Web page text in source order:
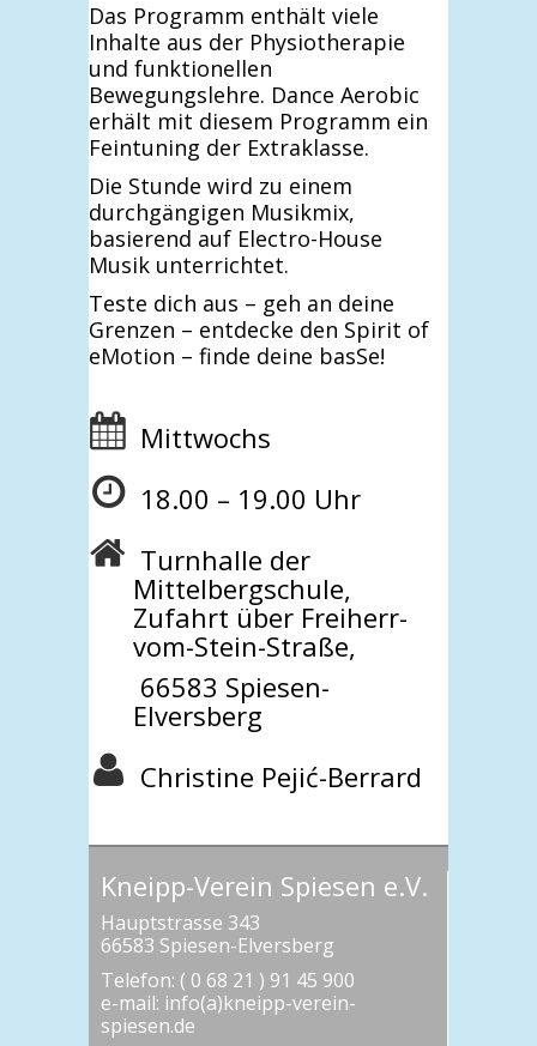
Das Programm enthält viele
Inhalte aus der Physiotherapie
und funktionellen
Bewegungslehre. Dance Aerobic
erhält mit diesem Programm ein
Feintuning der Extraklasse.
Die Stunde wird zu einem
durchgängigen Musikmix,
basierend auf Electro-House
Musik unterrichtet.
Teste dich aus – geh an deine
Grenzen – entdecke den Spirit of
eMotion – finde deine basSe!
Mittwochs
18.00 – 19.00 Uhr
Turnhalle der
Mittelbergschule,
Zufahrt über Freiherr-
vom-Stein-Straße,
66583 Spiesen-
Elversberg
Christine Pejić-Berrard
Kneipp-Verein Spiesen e.V.
Hauptstrasse 343
66583 Spiesen-Elversberg
Telefon: ( 0 68 21 ) 91 45 900
e-mail: info(a)kneipp-verein-
spiesen.de